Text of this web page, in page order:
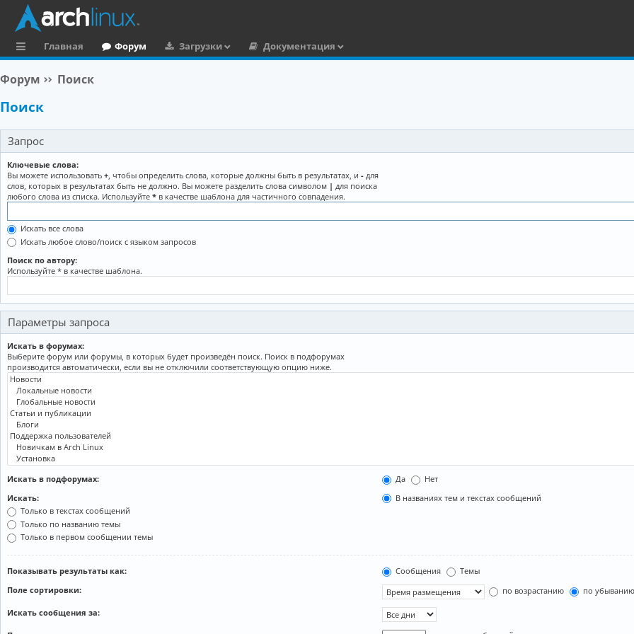
ы
л
к
и
Главная Форум Загрузки Документация
Форум Поиск
Поиск
Запрос
Ключевые слова:
Вы можете использовать +, чтобы определить слова, которые должны быть в результатах, и - для
слов, которых в результатах быть не должно. Вы можете разделить слова символом | для поиска
любого слова из списка. Используйте * в качестве шаблона для частичного совпадения.
Искать все слова
Искать любое слово/поиск с языком запросов
Поиск по автору:
Используйте * в качестве шаблона.
Параметры запроса
Искать в форумах:
Выберите форум или форумы, в которых будет произведён поиск. Поиск в подфорумах
производится автоматически, если вы не отключили соответствующую опцию ниже.
Искать в подфорумах: Да
Нет
Искать:
В названиях тем и текстах сообщений
Только в текстах сообщений
Только по названию темы
Только в первом сообщении темы
Показывать результаты как: Сообщения
Темы
Поле сортировки:
по возрастанию по убыванию
Искать сообщения за: